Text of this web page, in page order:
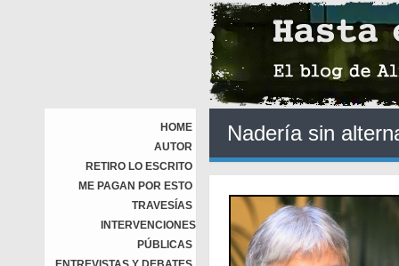
HOME
AUTOR
RETIRO LO ESCRITO
ME PAGAN POR ESTO
TRAVESÍAS
INTERVENCIONES
PÚBLICAS
Nadería sin